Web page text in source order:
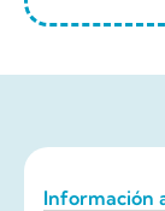
Información